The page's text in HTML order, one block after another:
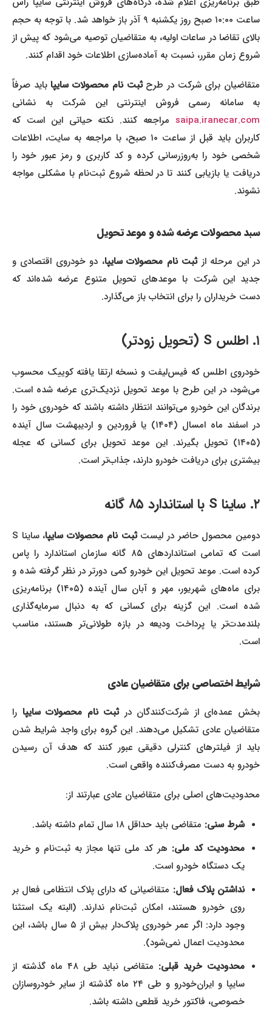
ساعت ۱۰:۰۰ صبح روز یکشنبه ۹ آذر باز خواهد شد. با توجه به حجم
بالای تقاضا در ساعات اولیه، به متقاضیان توصیه می‌شود که پیش از
شروع زمان مقرر، نسبت به آماده‌سازی اطلاعات خود اقدام کنند.
متقاضیان برای شرکت در طرحثبت نام محصولات سایپاباید صرفاً
به سامانه رسمی فروش اینترنتی این شرکت به نشانی
saipa.iranecar.comمراجعه کنند. نکته حیاتی این است که
کاربران باید قبل از ساعت ۱۰ صبح، با مراجعه به سایت، اطلاعات
شخصی خود را به‌روزرسانی کرده و کد کاربری و رمز عبور خود را
دریافت یا بازیابی کنند تا در لحظه شروع ثبت‌نام با مشکلی مواجه
نشوند.
سبد محصولات عرضه شده و موعد تحویل
در این مرحله از ثبت نام محصولات سایپا، دو خودروی اقتصادی و
جدید این شرکت با موعدهای تحویل متنوع عرضه شده‌اند که
دست خریداران را برای انتخاب باز می‌گذارد.
خودروی اطلس که فیس‌لیفت و نسخه ارتقا یافته کوییک محسوب
می‌شود، در این طرح با موعد تحویل نزدیک‌تری عرضه شده است.
برندگان این خودرو می‌توانند انتظار داشته باشند که خودروی خود را
در اسفند ماه امسال (۱۴۰۴) یا فروردین و اردیبهشت سال آینده
(۱۴۰۵) تحویل بگیرند. این موعد تحویل برای کسانی که عجله
بیشتری برای دریافت خودرو دارند، جذاب‌تر است.
دومین محصول حاضر در لیستثبت نام محصولات سایپا
، ساینا S
است که تمامی استانداردهای ۸۵ گانه سازمان استاندارد را پاس
کرده است. موعد تحویل این خودرو کمی دورتر در نظر گرفته شده و
برای ماه‌های شهریور، مهر و آبان سال آینده (۱۴۰۵) برنامه‌ریزی
شده است. این گزینه برای کسانی که به دنبال سرمایه‌گذاری
بلندمدت‌تر یا پرداخت ودیعه در بازه طولانی‌تر هستند، مناسب
است.
شرایط اختصاصی برای متقاضیان عادی
بخش عمده‌ای از شرکت‌کنندگان درثبت نام محصولات سایپارا
متقاضیان عادی تشکیل می‌دهند. این گروه برای واجد شرایط شدن
باید از فیلترهای کنترلی دقیقی عبور کنند که هدف آن رسیدن
خودرو به دست مصرف‌کننده واقعی است.
محدودیت‌های اصلی برای متقاضیان عادی عبارتند از:
شرط سنی:متقاضی باید حداقل ۱۸ سال تمام داشته باشد.
محدودیت کد ملی:هر کد ملی تنها مجاز به ثبت‌نام و خرید
یک دستگاه خودرو است.
نداشتن پلاک فعال:متقاضیانی که دارای پلاک انتظامی فعال بر
روی خودرو هستند، امکان ثبت‌نام ندارند. (البته یک استثنا
وجود دارد: اگر عمر خودروی پلاک‌دار بیش از ۵ سال باشد، این
محدودیت اعمال نمی‌شود).
محدودیت خرید قبلی:
متقاضی نباید طی ۴۸ ماه گذشته از
سایپا و ایران‌خودرو و طی ۲۴ ماه گذشته از سایر خودروسازان
خصوصی، فاکتور خرید قطعی داشته باشد.